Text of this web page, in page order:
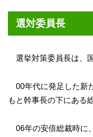
選対委員長
選挙対策委員長は、
00年代に発足した新
もと幹事長の下にある
06年の安倍総裁時に